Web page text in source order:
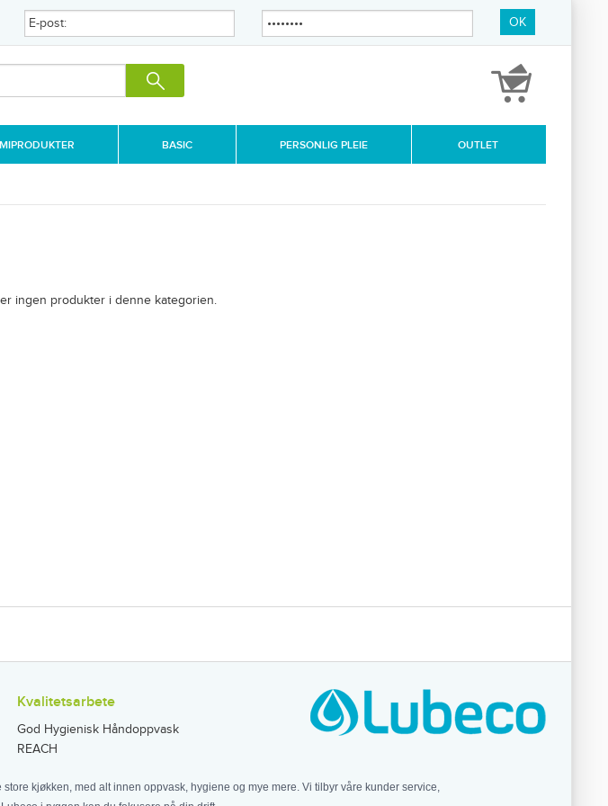
OK
BASIC PERSONLIG PLEIE OUTLET
ingen produkter i denne kategorien.
Kvalitetsarbete
God Hygienisk Håndoppvask
REACH
kjøkken, med alt innen oppvask, hygiene og mye mere. Vi tilbyr våre kunder service,